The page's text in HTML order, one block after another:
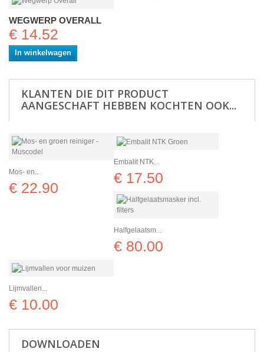
WEGWERP OVERALL
€ 14.52
In winkelwagen
KLANTEN DIE DIT PRODUCT
AANGESCHAFT HEBBEN KOCHTEN OOK...
Mos- en...
€ 22.90
Embalit NTK...
€ 17.50
Halfgelaatsm...
€ 80.00
Lijmvallen...
€ 10.00
DOWNLOADEN